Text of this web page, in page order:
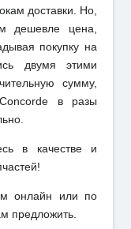
доставки. Но,
дешевле цена,
покупку на
двумя этими
сумму,
в разы
в качестве и
онлайн или по
предложить.